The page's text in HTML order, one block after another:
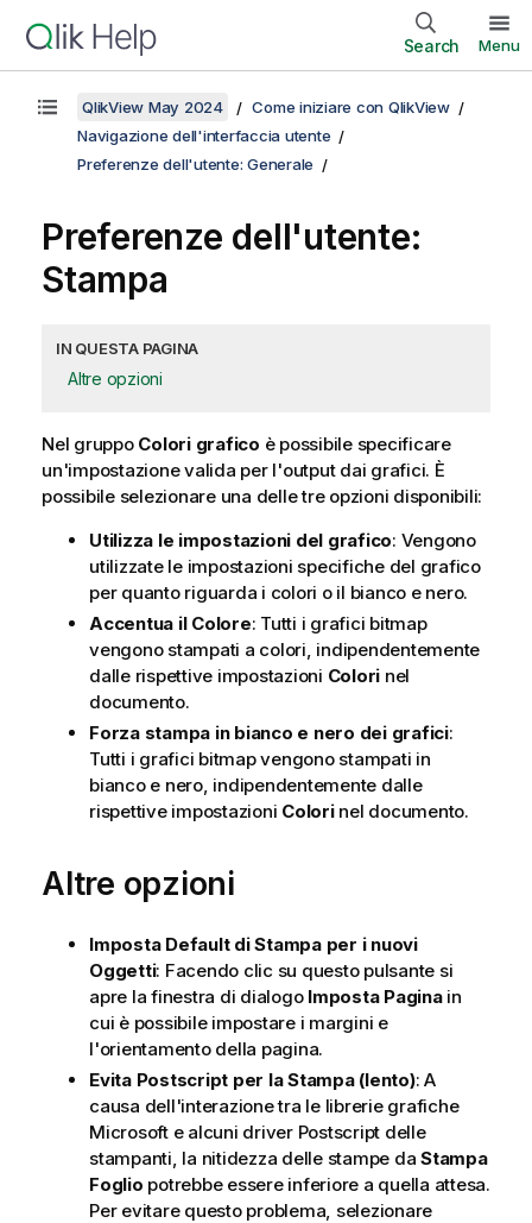
Search Menu
QlikView May 2024
Come iniziare con QlikView
Navigazione dell'interfaccia utente
Preferenze dell'utente: Generale
Preferenze dell'utente:
Stampa
IN QUESTA PAGINA
Altre opzioni
Nel gruppo Colori grafico è possibile specificare
un'impostazione valida per l'output dai grafici. È
possibile selezionare una delle tre opzioni disponibili:
Utilizza le impostazioni del grafico: Vengono
utilizzate le impostazioni specifiche del grafico
per quanto riguarda i colori o il bianco e nero.
Accentua il Colore: Tutti i grafici bitmap
vengono stampati a colori, indipendentemente
dalle rispettive impostazioni Colori nel
documento.
Forza stampa in bianco e nero dei grafici:
Tutti i grafici bitmap vengono stampati in
bianco e nero, indipendentemente dalle
rispettive impostazioni Colorinel documento.
Altre opzioni
Imposta Default di Stampa per i nuovi
Oggetti: Facendo clic su questo pulsante si
apre la finestra di dialogo Imposta Paginain
cui è possibile impostare i margini e
l'orientamento della pagina.
Evita Postscript per la Stampa (lento): A
causa dell'interazione tra le librerie grafiche
Microsoft e alcuni driver Postscript delle
stampanti, la nitidezza delle stampe da Stampa
Foglio potrebbe essere inferiore a quella attesa.
Per evitare questo problema, selezionare